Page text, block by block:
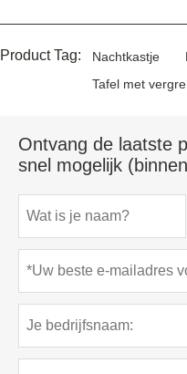
Product Tag: Nachtkastje
Tafel met
Ontvang de laatste
snel mogelijk